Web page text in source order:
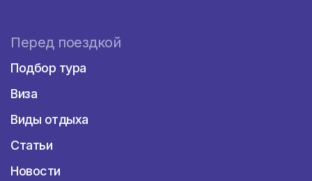
Перед поездкой
Подбор тура
Виза
Виды отдыха
Статьи
Новости